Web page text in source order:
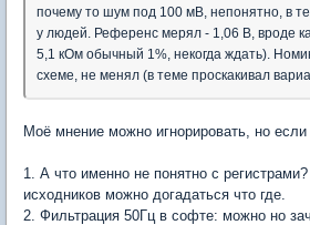
почему то шум под 100 мВ, непонятно, в
у людей. Референс мерял - 1,06 В, вроде
5,1 кОм обычный 1%, некогда ждать).
схеме, не менял (в теме проскакивал
Моё мнение можно игнорировать, но если
1. А что именно не понятно с
исходников можно догадаться что где.
2. Фильтрация 50Гц в софте: можно но